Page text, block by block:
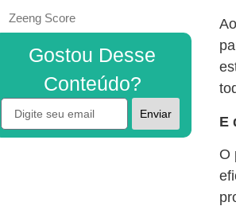
Zeeng Score
Gostou Desse
Conteúdo?
Enviar
Alternative:
E
O